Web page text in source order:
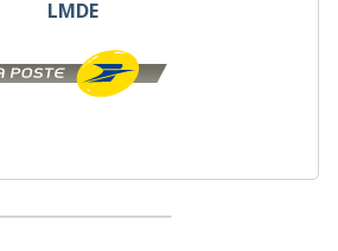
LMDE